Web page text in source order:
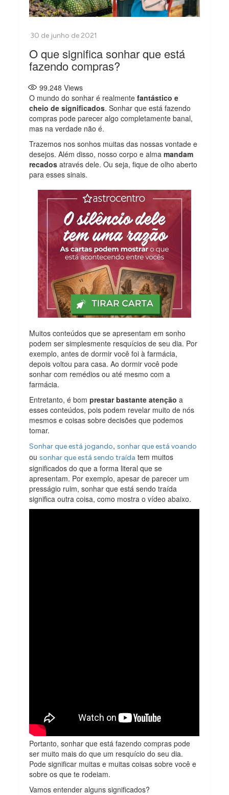
O que significa sonhar que está
fazendo compras?
99.248 Views
O mundo do sonhar é realmentefantástico e
cheio de significados. Sonhar que está fazendo
compras pode parecer algo completamente banal,
mas na verdade não é.
Trazemos nos sonhos muitas das nossas vontade e
desejos. Além disso, nosso corpo e almamandam
recados através dele. Ou seja, fique de olho aberto
para esses sinais.
Muitos conteúdos que se apresentam em sonho
podem ser simplesmente resquícios de seu dia. Por
exemplo, antes de dormir você foi à farmácia,
depois voltou para casa. Ao dormir você pode
sonhar com remédios ou até mesmo com a
farmácia.
Entretanto, é bomprestar bastante atenção a
esses conteúdos, pois podem revelar muito de nós
mesmos e coisas sobre decisões que podemos
tomar.
Sonhar que está jogando,sonhar que está voando
ousonhar que está sendo traída tem muitos
significados do que a forma literal que se
apresentam. Por exemplo, apesar de parecer um
presságio ruim, sonhar que está sendo traída
significa outra coisa, como mostra o vídeo abaixo.
Portanto, sonhar que está fazendo compras pode
ser muito mais do que um resquício do seu dia.
Pode significar muitas e muitas coisas sobre você e
sobre os que te rodeiam.
Vamos entender alguns significados?